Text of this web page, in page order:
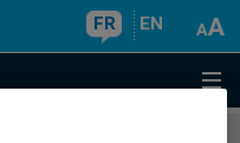
FR EN